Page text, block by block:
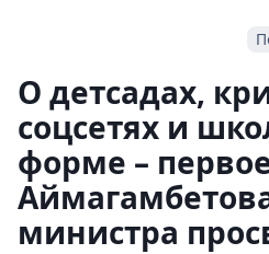
О детсадах,
соцсетях и
форме –
министра